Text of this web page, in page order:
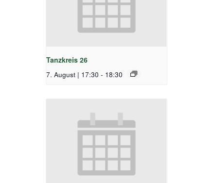
Tanzkreis 26
7. August | 17:30 - 18:30